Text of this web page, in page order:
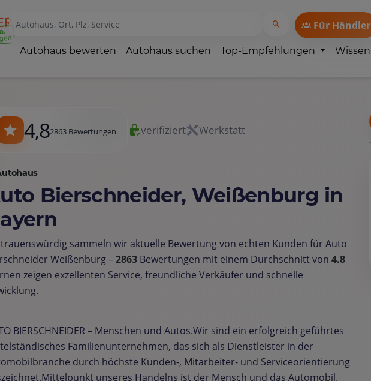
Für Händler
Autohaus bewerten Autohaus suchen Top-Empfehlungen Wissen
4,82863 Bewertungen verifiziert Werkstatt
Bierschneider, Weißenburg in
sammeln wir aktuelle Bewertung von echten Kunden für Auto
Weißenburg –2863 Bewertungen mit einem Durchschnitt von 4.8
zeigen exzellenten Service, freundliche Verkäufer und schnelle
BIERSCHNEIDER – Menschen und Autos.Wir sind ein erfolgreich geführtes
Familienunternehmen, das sich als Dienstleister in der
durch höchste Kunden-, Mitarbeiter- und Serviceorientierung
unseres Handelns ist der Mensch und das Automobil.